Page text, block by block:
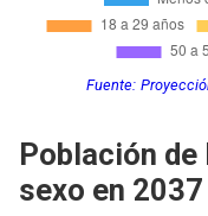
Fuente:
Población de
sexo en 2037